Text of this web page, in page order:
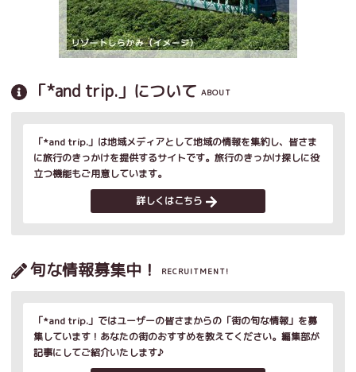
「*and trip.」について ABOUT
「*and trip.」は地域メディアとして地域の情報を集約し、皆さま
に旅行のきっかけを提供するサイトです。旅行のきっかけ探しに役
立つ機能もご用意しています。
詳しくはこちら
旬な情報募集中！ RECRUITMENT!
「*and trip.」ではユーザーの皆さまからの「街の旬な情報」を募
集しています！あなたの街のおすすめを教えてください。編集部が
記事にしてご紹介いたします♪